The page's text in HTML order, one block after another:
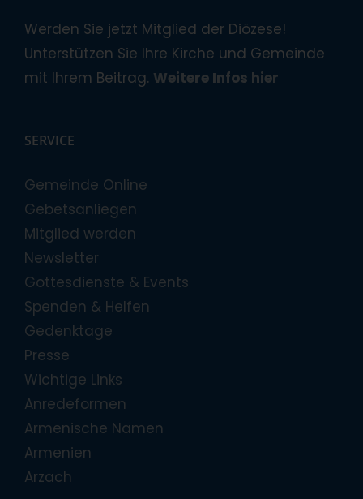
Werden Sie jetzt Mitglied der Diözese!
Unterstützen Sie Ihre Kirche und Gemeinde
mit Ihrem Beitrag. Weitere Infos hier
SERVICE
Gemeinde Online
Gebetsanliegen
Mitglied werden
Newsletter
Gottesdienste & Events
Spenden & Helfen
Gedenktage
Presse
Wichtige Links
Anredeformen
Armenische Namen
Armenien
Arzach